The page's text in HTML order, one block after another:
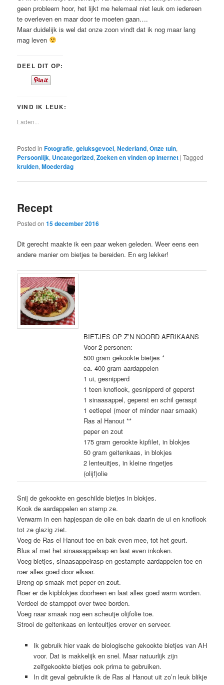
geen probleem hoor, het lijkt me helemaal niet leuk om iedereen
te overleven en maar door te moeten gaan….
Maar duidelijk is wel dat onze zoon vindt dat ik nog maar lang
mag leven
DEEL DIT OP:
VIND IK LEUK:
Laden...
Posted in Fotografie,geluksgevoel,Nederland,Onze tuin,
Persoonlijk, Uncategorized,Zoeken en vinden op internet |Tagged
kruiden,Moederdag
Recept
Posted on15 december 2016
Dit gerecht maakte ik een paar weken geleden. Weer eens een
andere manier om bietjes te bereiden. En erg lekker!
BIETJES OP Z’N NOORD AFRIKAANS
Voor 2 personen:
500 gram gekookte bietjes *
ca. 400 gram aardappelen
1 ui, gesnipperd
1 teen knoflook, gesnipperd of geperst
1 sinaasappel, geperst en schil geraspt
1 eetlepel (meer of minder naar smaak)
Ras al Hanout **
peper en zout
175 gram gerookte kipfilet, in blokjes
50 gram geitenkaas, in blokjes
2 lenteuitjes, in kleine ringetjes
(olijf)olie
Snij de gekookte en geschilde bietjes in blokjes.
Kook de aardappelen en stamp ze.
Verwarm in een hapjespan de olie en bak daarin de ui en knoflook
tot ze glazig ziet.
Voeg de Ras el Hanout toe en bak even mee, tot het geurt.
Blus af met het sinaasappelsap en laat even inkoken.
Voeg bietjes, sinaasappelrasp en gestampte aardappelen toe en
roer alles goed door elkaar.
Breng op smaak met peper en zout.
Roer er de kipblokjes doorheen en laat alles goed warm worden.
Verdeel de stamppot over twee borden.
Voeg naar smaak nog een scheutje olijfolie toe.
Strooi de geitenkaas en lenteuitjes erover en serveer.
Ik gebruik hier vaak de biologische gekookte bietjes van AH
voor. Dat is makkelijk en snel. Maar natuurlijk zijn
zelfgekookte bietjes ook prima te gebruiken.
In dit geval gebruikte ik de Ras al Hanout uit zo’n leuk blikje